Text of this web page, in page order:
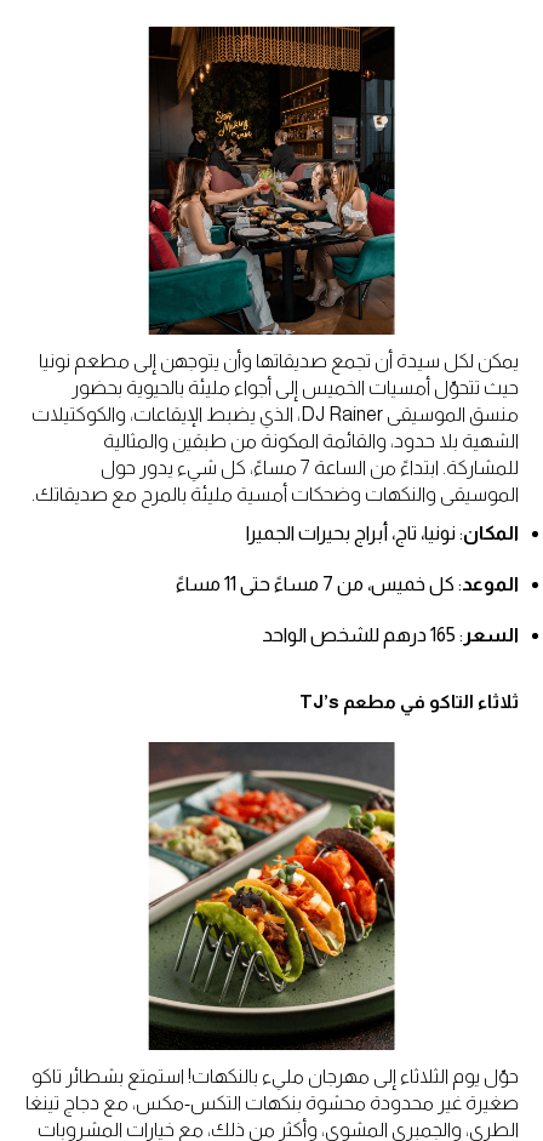
يمكن لكل سيدة أن تجمع صديقاتها وأن يتوجهن إلى مطعم نونيا
حيث تتحوّل أمسيات الخميس إلى أجواء مليئة بالحيوية بحضور
منسق الموسيقى DJ Rainer، الذي يضبط الإيقاعات، والكوكتيلات
الشهية بلا حدود، والقائمة المكونة من طبقين والمثالية
للمشاركة. ابتداءً من الساعة 7 مساءً، كل شيء يدور حول
الموسيقى والنكهات وضحكات أمسية مليئة بالمرح مع صديقاتك.
المكان: نونيا، تاج، أبراج بحيرات الجميرا
الموعد: كل خميس، من 7 مساءً حتى 11 مساءً
السعر : 165 درهم للشخص الواحد
ثلاثاء التاكو في مطعم TJ’s
حوّل يوم الثلاثاء إلى مهرجان مليء بالنكهات! استمتع بشطائر تاكو
صغيرة غير محدودة محشوة بنكهات التكس-مكس، مع دجاج تينغا
الطري، والجمبري المشوي، وأكثر من ذلك، مع خيارات المشروبات